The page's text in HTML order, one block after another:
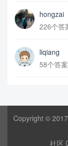
hongzai
226个答
liqiang
58个答
Copyright ©
社区